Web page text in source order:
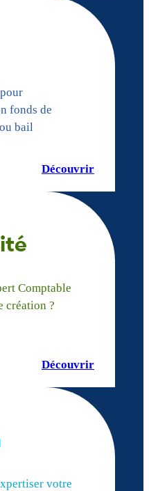
fonds de
bail
Découvrir
Comptable
création ?
Découvrir
votre